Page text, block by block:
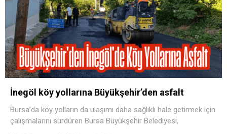
İnegöl köy yollarına Büyükşehir’den asfalt
Bursa’da köy yolların da ulaşımı daha sağlıklı hale getirmek için
çalışmalarını sürdüren Bursa Büyükşehir Belediyesi,